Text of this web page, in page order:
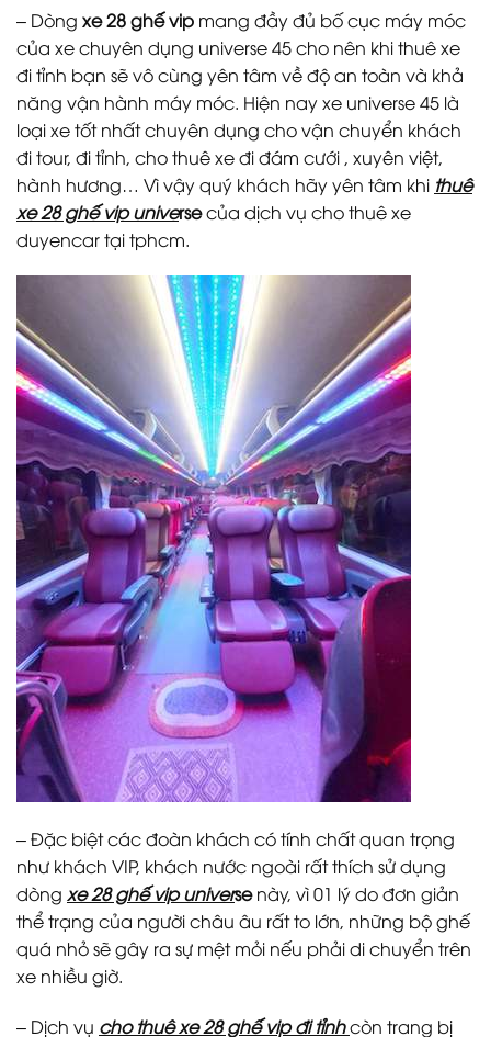
– Dòng xe 28 ghế vip mang đầy đủ bố cục máy móc
của xe chuyên dụng universe 45 cho nên khi thuê xe
đi tỉnh bạn sẽ vô cùng yên tâm về độ an toàn và khả
năng vận hành máy móc. Hiện nay xe universe 45 là
loại xe tốt nhất chuyên dụng cho vận chuyển khách
đi tour, đi tỉnh, cho thuê xe đi đám cưới , xuyên việt,
hành hương… Vì vậy quý khách hãy yên tâm khi thuê
xe 28 ghế vip universecủa dịch vụ cho thuê xe
duyencar tại tphcm.
– Đặc biệt các đoàn khách có tính chất quan trọng
như khách VIP, khách nước ngoài rất thích sử dụng
dòng xe 28 ghế vip universenày, vì 01 lý do đơn giản
thể trạng của người châu âu rất to lớn, những bộ ghế
quá nhỏ sẽ gây ra sự mệt mỏi nếu phải di chuyển trên
xe nhiều giờ.
– Dịch vụ cho thuê xe 28 ghế vip đi tỉnhcòn trang bị